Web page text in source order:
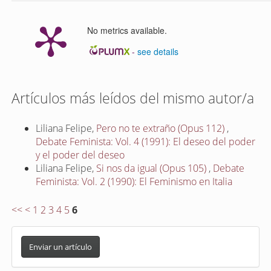
No metrics available.
-see details
Artículos más leídos del mismo autor/a
Liliana Felipe, Pero no te extraño (Opus 112) ,
Debate Feminista: Vol. 4 (1991): El deseo del poder
y el poder del deseo
Liliana Felipe, Si nos da igual (Opus 105) , Debate
Feminista: Vol. 2 (1990): El Feminismo en Italia
<< < 1 2 3 4 5 6
E
v
Enviar un artículo